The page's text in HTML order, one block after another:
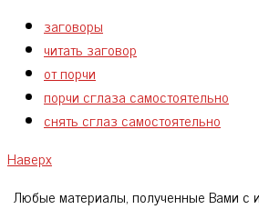
заговоры
читать заговор
от порчи
порчи сглаза самостоятельно
снять сглаз самостоятельно
Наверх
Любые материалы, полученные Вами с